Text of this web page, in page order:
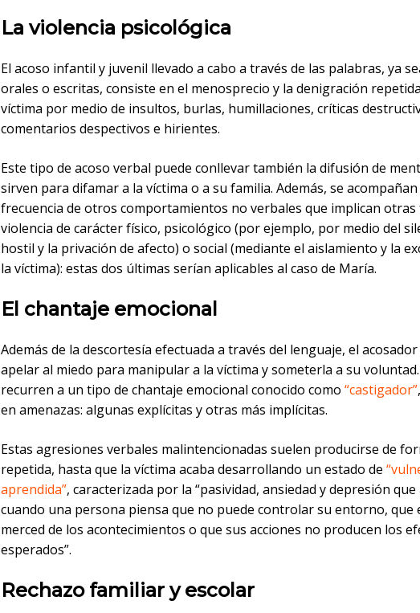
La violencia psicológica
El acoso infantil y juvenil llevado a cabo a través de las palabras, ya
orales o escritas, consiste en el menosprecio y la denigración
víctima por medio de insultos, burlas, humillaciones, críticas
comentarios despectivos e hirientes.
Este tipo de acoso verbal puede conllevar también la difusión de
sirven para difamar a la víctima o a su familia. Además, se acompañan
frecuencia de otros comportamientos no verbales que implican otras
violencia de carácter físico, psicológico (por ejemplo, por medio del
hostil y la privación de afecto) o social (mediante el aislamiento y la
la víctima): estas dos últimas serían aplicables al caso de María.
El chantaje emocional
Además de la descortesía efectuada a través del lenguaje, el
apelar al miedo para manipular a la víctima y someterla a su
recurren a un tipo de chantaje emocional conocido como “castigador”
en amenazas: algunas explícitas y otras más implícitas.
Estas agresiones verbales malintencionadas suelen producirse de
repetida, hasta que la víctima acaba desarrollando un estado de
aprendida”, caracterizada por la “pasividad, ansiedad y depresión que
cuando una persona piensa que no puede controlar su entorno, que
merced de los acontecimientos o que sus acciones no producen los
esperados”.
Rechazo familiar y escolar